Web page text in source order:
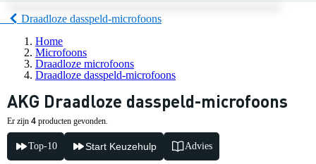
Draadloze dasspeld-microfoons
Home
Microfoons
Draadloze microfoons
Draadloze dasspeld-microfoons
AKG Draadloze dasspeld-microfoons
Er zijn 4 producten gevonden.
Top-10 Start Keuzehulp Advies